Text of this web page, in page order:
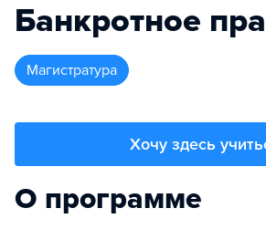
Банкротное
магистратура
Хочу здесь
О программе